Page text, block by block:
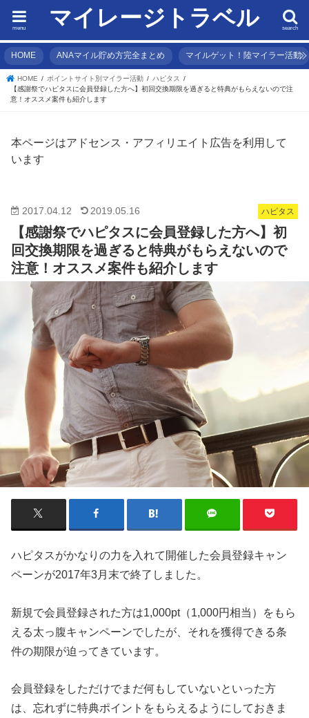
マイレージトラベル search
menu
HOME ANAマイル貯め方完全まとめ マイルゲット！陸マイラー活動
HOME ポイントサイト別マイラー活動
ハピタス
【感謝祭でハピタスに会員登録した方へ】初回交換期限を過ぎると特典がもらえないので注
意！オススメ案件も紹介します
本ページはアドセンス・アフィリエイト広告を利用して
います
ハピタス
2017.04.12 2019.05.16
【感謝祭でハピタスに会員登録した方へ】初
回交換期限を過ぎると特典がもらえないので
注意！オススメ案件も紹介します
ハピタスがかなりの力を入れて開催した会員登録キャン
ペーンが2017年3月末で終了しました。
新規で会員登録された方は1,000pt（1,000円相当）をもら
える太っ腹キャンペーンでしたが、それを獲得できる条
件の期限が迫ってきています。
会員登録をしただけでまだ何もしていないといった方
は、忘れずに特典ポイントをもらえるようにしておきま